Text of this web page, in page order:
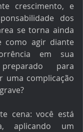
crescimento, e
dos
se torna ainda
como agir diante
em sua
para
uma complicação
cena: você está
aplicando um